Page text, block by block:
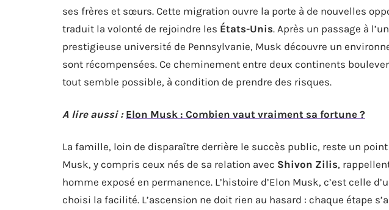
ses frères et sœurs. Cette migration ouvre la porte à de nouvelles
traduit la volonté de rejoindre les États-Unis. Après un passage à
prestigieuse université de Pennsylvanie, Musk découvre un
sont récompensées. Ce cheminement entre deux continents
tout semble possible, à condition de prendre des risques.
A lire aussi : Elon Musk : Combien vaut vraiment sa fortune ?
La famille, loin de disparaître derrière le succès public, reste un point
Musk, y compris ceux nés de sa relation avec Shivon Zilis,
homme exposé en permanence. L’histoire d’Elon Musk, c’est celle
choisi la facilité. L’ascension ne doit rien au hasard : chaque étape